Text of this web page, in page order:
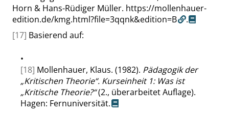
Horn & Hans-Rüdiger Müller. https://mollenhauer-
edition.de/kmg.html?file=3qqnk&edition=B
.
[17] Basierend auf:
•
[18] Mollenhauer, Klaus. (1982). Pädagogik der
„Kritischen Theorie“. Kurseinheit 1: Was ist
„Kritische Theorie?“(2., überarbeitet Auflage).
Hagen: Fernuniversität.